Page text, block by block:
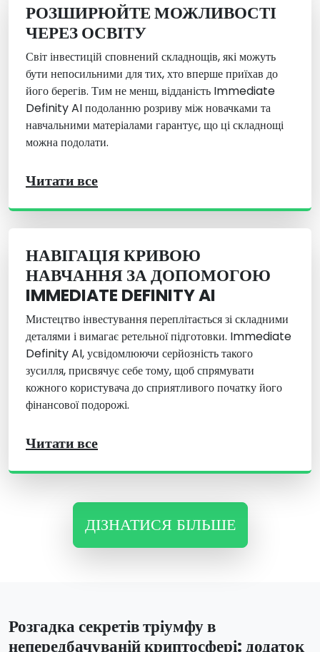
РОЗШИРЮЙТЕ МОЖЛИВОСТІ
ЧЕРЕЗ ОСВІТУ
Світ інвестицій сповнений складнощів, які можуть
бути непосильними для тих, хто вперше приїхав до
його берегів. Тим не менш, відданість Immediate
Definity AI подоланню розриву між новачками та
навчальними матеріалами гарантує, що ці складнощі
можна подолати.
Читати все
НАВІГАЦІЯ КРИВОЮ
НАВЧАННЯ ЗА ДОПОМОГОЮ
IMMEDIATE DEFINITY AI
Мистецтво інвестування переплітається зі складними
деталями і вимагає ретельної підготовки. Immediate
Definity AI, усвідомлюючи серйозність такого
зусилля, присвячує себе тому, щоб спрямувати
кожного користувача до сприятливого початку його
фінансової подорожі.
Читати все
ДІЗНАТИСЯ БІЛЬШЕ
Розгадка секретів тріумфу в
непередбачуваній криптосфері: додаток